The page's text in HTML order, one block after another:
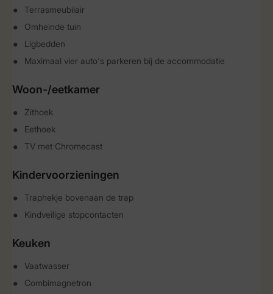
Terrasmeubilair
Omheinde tuin
Ligbedden
Maximaal vier auto's parkeren bij de accommodatie
Woon-/eetkamer
Zithoek
Eethoek
TV met Chromecast
Kindervoorzieningen
Traphekje bovenaan de trap
Kindveilige stopcontacten
Keuken
Vaatwasser
Combimagnetron